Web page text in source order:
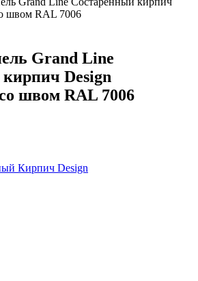
швом RAL 7006
Grand Line
Design
швом RAL 7006
Кирпич Design